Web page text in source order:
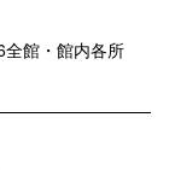
全館・館内各所